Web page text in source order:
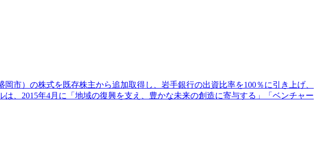
市）の株式を既存株主から追加取得し、岩手銀行の出資比率を100％に引き上げ、
、2015年4月に「地域の復興を支え、豊かな未来の創造に寄与する」「ベンチャー